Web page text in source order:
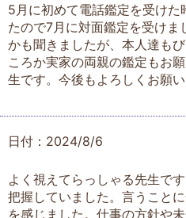
5月に初めて電話鑑定を受け
たので7月に対面鑑定を受けま
かも聞きましたが、本人達も
ころか実家の両親の鑑定もお
生です。今後もよろしくお願い
日付：2024/8/6
よく視えてらっしゃる先生で
把握していました。言うこと
を感じました。仕事の方針や